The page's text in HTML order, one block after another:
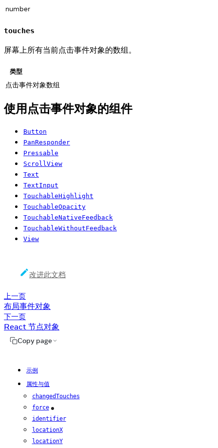
number
touches
屏幕上所有当前点击事件对象的数组。
类型
点击事件对象数组
使用点击事件对象的组件
Button
PanResponder
Pressable
ScrollView
Text
TextInput
TouchableHighlight
TouchableOpacity
TouchableNativeFeedback
TouchableWithoutFeedback
View
改进此文档
上一页
布局事件对象
下一页
React 节点对象
Copy page
示例
属性与值
changedTouches
force iOS
identifier
locationX
locationY